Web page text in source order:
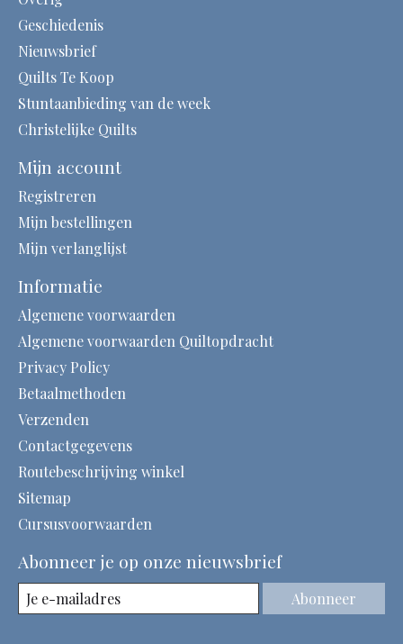
Geschiedenis
Nieuwsbrief
Quilts Te Koop
Stuntaanbieding van de week
Christelijke Quilts
Mijn account
Registreren
Mijn bestellingen
Mijn verlanglijst
Informatie
Algemene voorwaarden
Algemene voorwaarden Quiltopdracht
Privacy Policy
Betaalmethoden
Verzenden
Contactgegevens
Routebeschrijving winkel
Sitemap
Cursusvoorwaarden
Abonneer je op onze nieuwsbrief
Abonneer